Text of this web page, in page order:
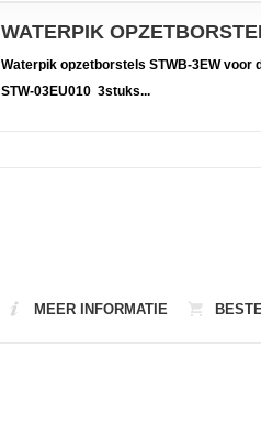
WATERPIK
Waterpik opzetborstels STWB-3EW voor
STW-03EU010 3stuks...
MEER INFORMATIE